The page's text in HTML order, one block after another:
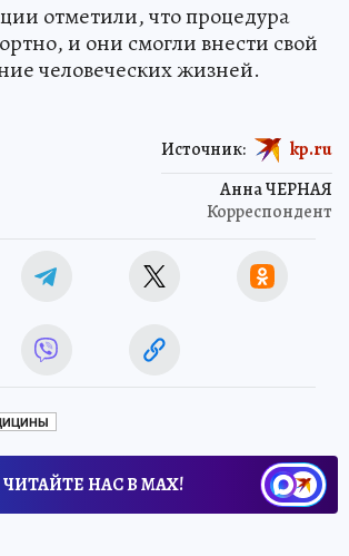
отметили, что процедура
и они смогли внести свой
человеческих жизней.
Анна ЧЕРНАЯ
Корреспондент
Источник: kp.ru
ЧИТАЙТЕ НАС В МАХ!